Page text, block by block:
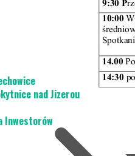
Piechowice i
Piechowice- Demitz
Drogi do szkła i
Dla Turysty
nad Jizerou
Inwestorów